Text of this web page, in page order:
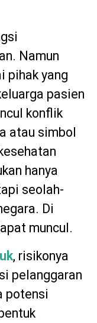
Namun
pihak yang
pasien
konflik
atau simbol
hanya
seolah-
Di
muncul.
, risikonya
pelanggaran
potensi